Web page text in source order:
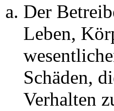
Der
Leben,
Schäden,
Verhalten